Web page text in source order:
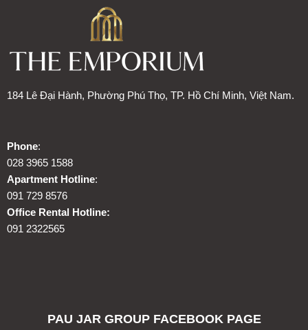
184 Lê Đại Hành, Phường Phú Thọ, TP. Hồ Chí Minh, Việt Nam.
Phone:
028 3965 1588
Apartment Hotline:
091 729 8576
Office Rental Hotline:
091 2322565
PAU JAR GROUP FACEBOOK PAGE